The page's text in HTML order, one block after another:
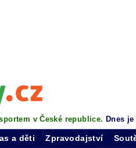
v České republice. Dnes
a děti Zpravodajství